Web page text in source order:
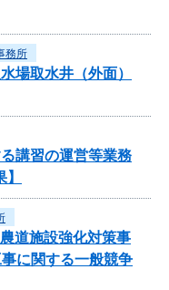
務所
場取水井（外面）
講習の運営等業務
道施設強化対策事
に関する一般競争